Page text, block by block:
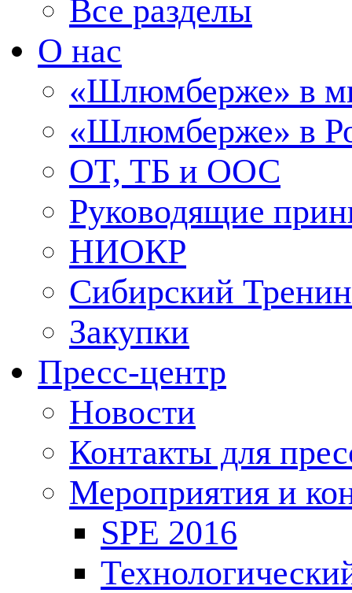
Все разделы
О нас
«Шлюмберже» в
«Шлюмберже» в
ОТ, ТБ и ООС
Руководящие
НИОКР
Сибирский
Закупки
Пресс-центр
Новости
Контакты для
Мероприятия и
SPE 2016